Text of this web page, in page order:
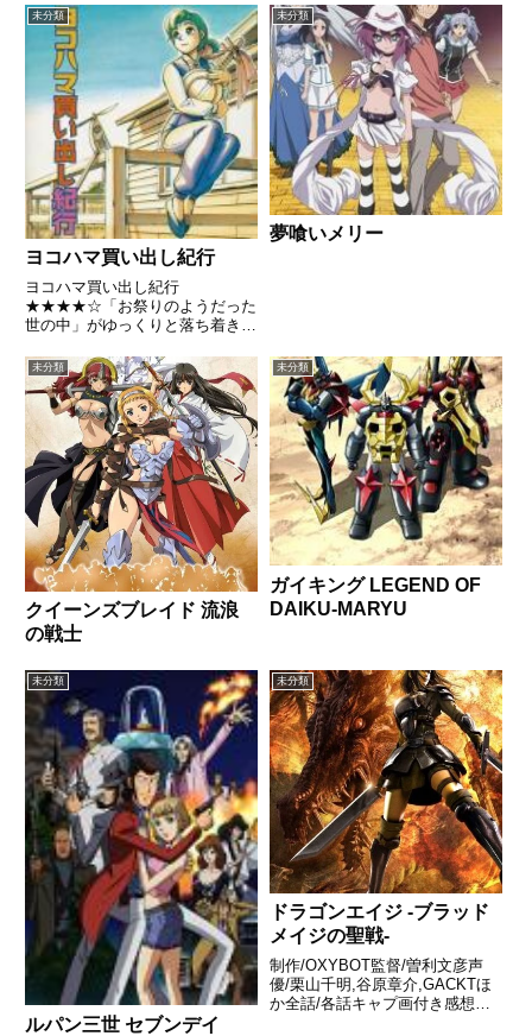
らあらすじ文武両道・容姿端麗・
質実剛健・才色兼備・有言実
行……の完璧超人である箱庭学園
の1年生、黒神めだか。彼女...
未分類
ヨコハマ買い出し紀行
ヨコハマ買い出し紀行
★★★★☆「お祭りのようだった
世の中」がゆっくりと落ち着き、
の日本を舞台に、「ロボットの
人」である主人公アルファとその
周囲の人々の織りなす「てろて
ろ」とした時間を描いた作品。時
代の黄昏を感じ...
未分類
夢喰いメリー
未分類
クイーンズブレイド 流浪
の戦士
未分類
ガイキング LEGEND OF
DAIKU-MARYU
未分類
ルパン三世 セブンデイ
未分類
ドラゴンエイジ -ブラッド
メイジの聖戦-
制作/OXYBOT監督/曽利文彦声
優/栗山千明,谷原章介,GACKTほ
か全話/各話キャプ画付き感想は